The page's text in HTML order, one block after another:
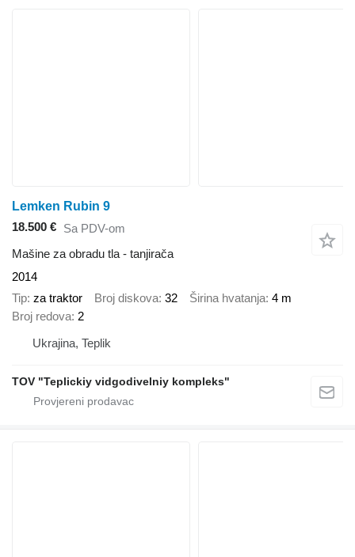
Lemken Rubin 9
18.500 € Sa PDV-om
Mašine za obradu tla - tanjirača
2014
Tip za traktor Broj diskova 32 Širina hvatanja 4 m
Broj redova 2
Ukrajina, Teplik
TOV "Teplickiy vidgodivelniy kompleks"